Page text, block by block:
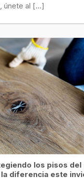
únete al [...]
los pisos
la diferencia este